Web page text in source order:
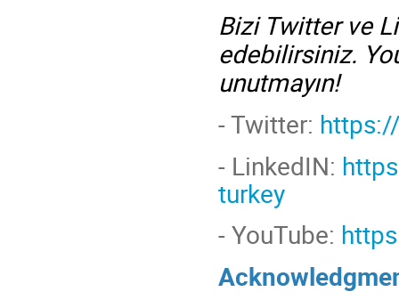
Bizi Twitter ve
edebilirsiniz.
unutmayın!
- Twitter:
- LinkedIN:
turkey
- YouTube: